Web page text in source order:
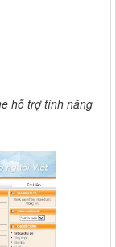
hỗ trợ tính năng